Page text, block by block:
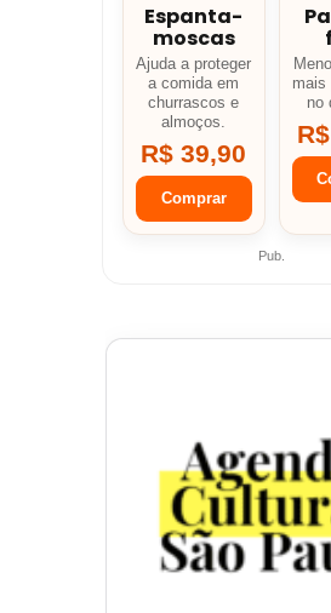
Espanta-
moscas
Ajuda a proteger
a comida em
churrascos e
almoços.
R$ 39,90
Comprar
mais
no
Pub.